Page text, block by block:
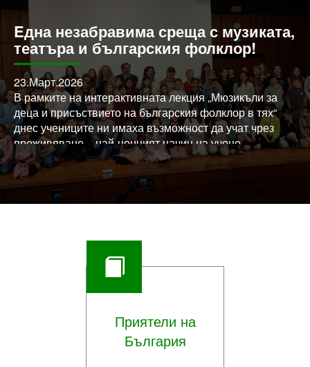
Eдна незабравима среща с музиката,
театъра и българския фолклор!
23.Март.2026
В рамките на интерактивната лекция „Мюзикъли за
деца и присъствието на българския фолклор в тях“
днес учениците ни имаха възможност да учат чрез
преживяване – най-ценният начин на учене.
Те разбраха: – каква е разликата между музикален
филм и мюзикъл
– откъде произлиза мюзикълът и как ние, българите,
сме създали свой собствен облик в този жанр.
Приятели на
България